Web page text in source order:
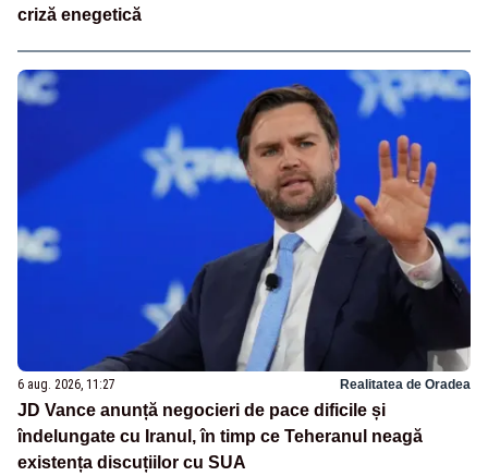
criză enegetică
6 aug. 2026, 11:27 Realitatea de Oradea
JD Vance anunță negocieri de pace dificile și
îndelungate cu Iranul, în timp ce Teheranul neagă
existența discuțiilor cu SUA